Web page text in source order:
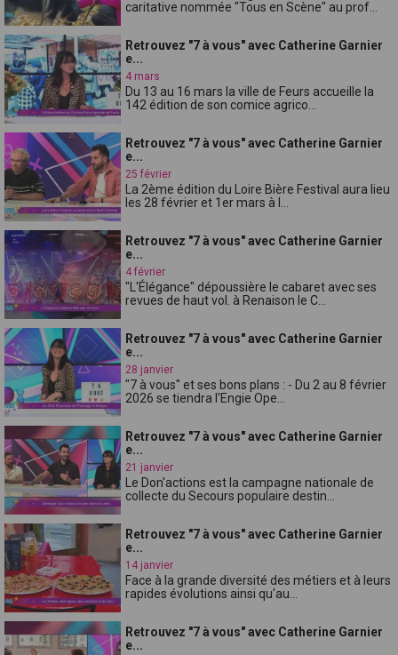
caritative nommée "Tous en Scène" au prof...
Retrouvez "7 à vous" avec Catherine Garnier
e...
4 mars
Du 13 au 16 mars la ville de Feurs accueille la
142 édition de son comice agrico...
Retrouvez "7 à vous" avec Catherine Garnier
e...
25 février
La 2ème édition du Loire Bière Festival aura lieu
les 28 février et 1er mars à l...
Retrouvez "7 à vous" avec Catherine Garnier
e...
4 février
"L'Élégance" dépoussière le cabaret avec ses
revues de haut vol. à Renaison le C...
Retrouvez "7 à vous" avec Catherine Garnier
e...
28 janvier
"7 à vous" et ses bons plans : - Du 2 au 8 février
2026 se tiendra l'Engie Ope...
Retrouvez "7 à vous" avec Catherine Garnier
e...
21 janvier
Le Don'actions est la campagne nationale de
collecte du Secours populaire destin...
Retrouvez "7 à vous" avec Catherine Garnier
e...
14 janvier
Face à la grande diversité des métiers et à leurs
rapides évolutions ainsi qu'au...
Retrouvez "7 à vous" avec Catherine Garnier
e...